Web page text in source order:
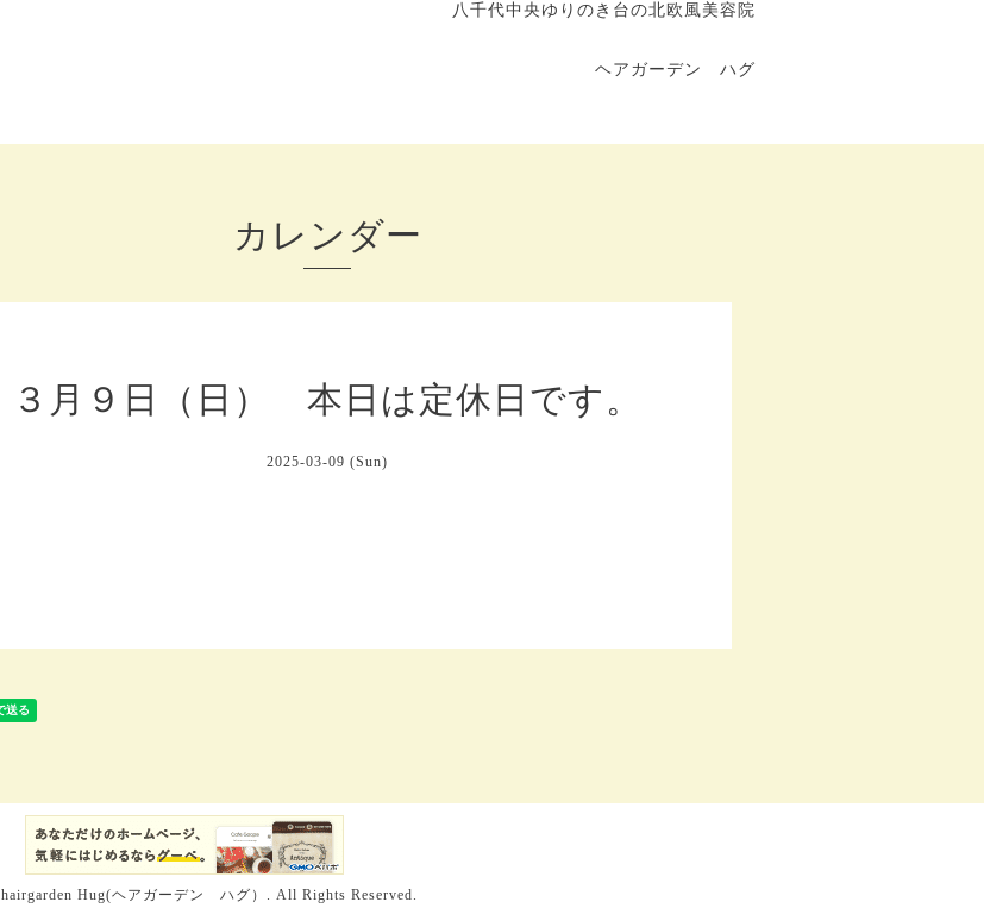
八千代中央ゆりのき台の北欧風美容院
ヘアガーデン ハグ
カレンダー
３月９日（日） 本日は定休日です。
2025-03-09 (Sun)
hairgarden Hug(ヘアガーデン ハグ） . All Rights Reserved.